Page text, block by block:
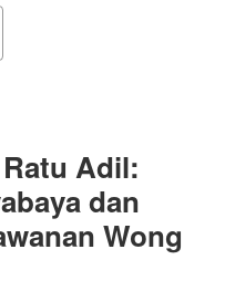
Adil:
dan
Wong